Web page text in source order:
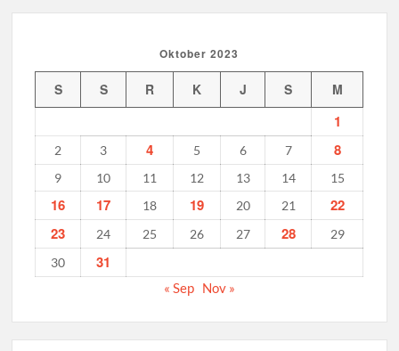
Oktober 2023
S S R K J S M
1
2 3 4 5 6 7 8
9 10 11 12 13 14 15
16 17 18 19 20 21
22
23
24 25 26 27 28
29
30
31
« Sep Nov »